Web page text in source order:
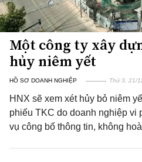
Một công ty xây
hủy niêm yết
HỒ SƠ DOANH NGHIỆP Thứ 3, 21/
HNX sẽ xem xét hủy bỏ niêm
phiếu TKC do doanh nghiệp vi
vụ công bố thông tin, không